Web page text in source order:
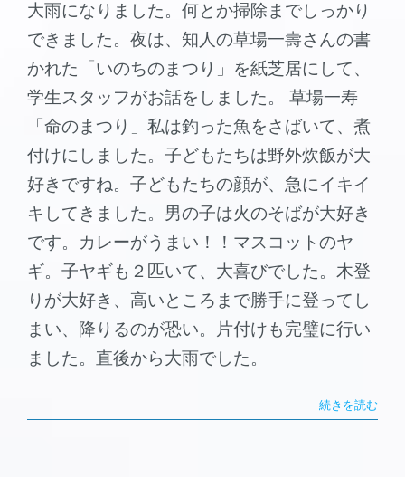
大雨になりました。何とか掃除までしっかり
できました。夜は、知人の草場一壽さんの書
かれた「いのちのまつり」を紙芝居にして、
学生スタッフがお話をしました。 草場一寿
「命のまつり」私は釣った魚をさばいて、煮
付けにしました。子どもたちは野外炊飯が大
好きですね。子どもたちの顔が、急にイキイ
キしてきました。男の子は火のそばが大好き
です。カレーがうまい！！マスコットのヤ
ギ。子ヤギも２匹いて、大喜びでした。木登
りが大好き、高いところまで勝手に登ってし
まい、降りるのが恐い。片付けも完璧に行い
ました。直後から大雨でした。
続きを読む